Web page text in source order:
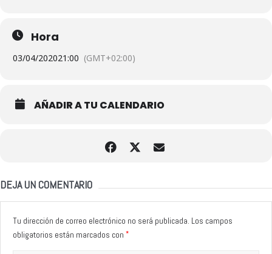
Hora
03/04/202021:00 (GMT+02:00)
AÑADIR A TU CALENDARIO
DEJA UN COMENTARIO
Tu dirección de correo electrónico no será publicada. Los campos
obligatorios están marcados con *